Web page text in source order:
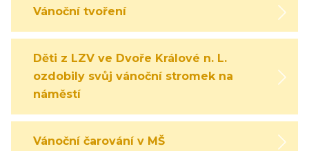
Vánoční tvoření
Děti z LZV ve Dvoře Králové n. L.
ozdobily svůj vánoční stromek na
náměstí
Vánoční čarování v MŠ